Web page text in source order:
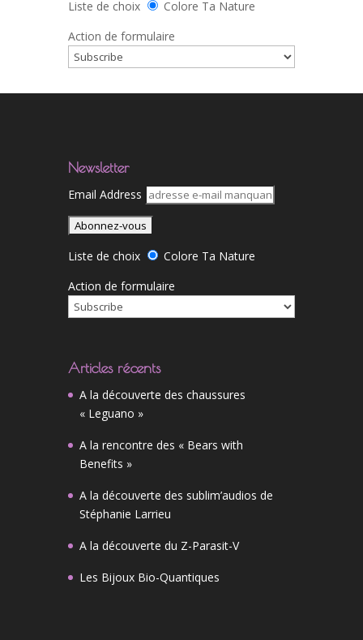
Liste de choix
Colore Ta Nature
Action de formulaire
Newsletter
Email Address
Liste de choix
Colore Ta Nature
Action de formulaire
Articles récents
A la découverte des chaussures
« Leguano »
A la rencontre des « Bears with
Benefits »
A la découverte des sublim’audios de
Stéphanie Larrieu
A la découverte du Z-Parasit-V
Les Bijoux Bio-Quantiques